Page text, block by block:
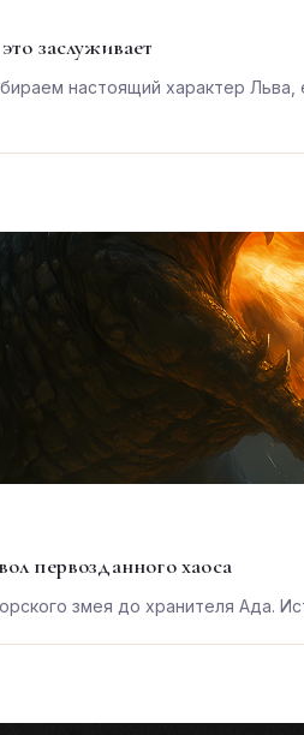
заслуживает
настоящий характер
первозданного хаоса
змея до хранителя Ада.